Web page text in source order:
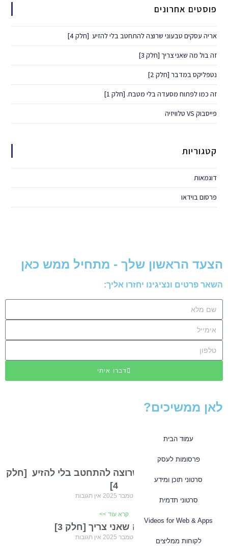
פוסטים אחרונים
אריה עסקים טבעוני שרוצה להתחטב בלי להזיע ​ [חלק 4]
זה בול מה שאני צריך [חלק 3]
נטפליקס במדבר​ [חלק 2]
זה כמו לפתוח מסעדה בלי מטבח.​ [חלק 1]
פייסבוק VS טלוויזיה
קטגוריות
דוגמאות
פרסום בוידאו
הצעד הראשון שלך - מתחיל ממש כאן
השאר פרטים ונציגינו יחזרו אליך:
דברו איתי
לאן ממשיכים?
עמוד הבית
פרסומות לעסק
סרטוני תוכן ומידע
סרטוני תדמית
Videos for Web & Apps
לקוחות ממליצים
אריה עסקים טבעוני שרוצה להתחטב בלי להזיע ​ [חלק
4]
אין תגובות
קרא עוד >>
זה בול מה שאני צריך [חלק 3]
אין תגובות